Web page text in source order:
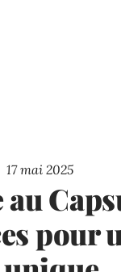
17 mai 2025
au
pour